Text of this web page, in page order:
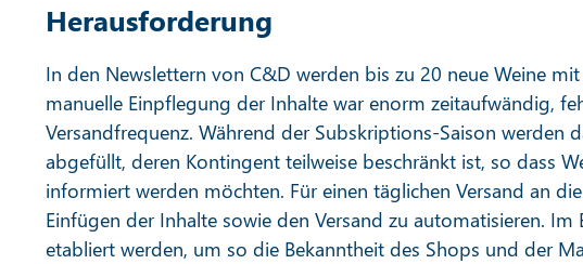
Herausforderung
In den Newslettern von C&D werden bis zu 20 neue Weine
manuelle Einpflegung der Inhalte war enorm zeitaufwändig,
Versandfrequenz. Während der Subskriptions-Saison werden
abgefüllt, deren Kontingent teilweise beschränkt ist, so dass
informiert werden möchten. Für einen täglichen Versand an
Einfügen der Inhalte sowie den Versand zu automatisieren. Im
etabliert werden, um so die Bekanntheit des Shops und der